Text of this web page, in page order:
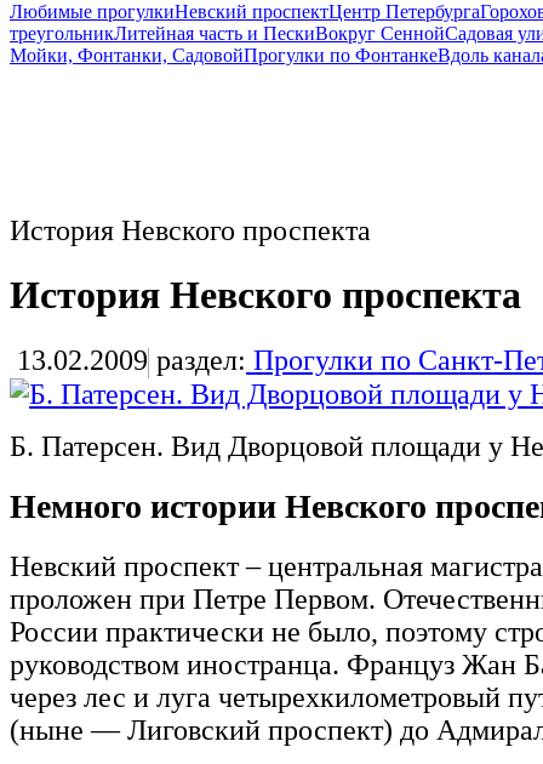
Любимые прогулкиНевский проспектЦентр Петербурга
треугольникЛитейная часть и ПескиВокруг СеннойСадовая
Мойки, Фонтанки, СадовойПрогулки по ФонтанкеВдоль
История Невского проспекта
История Невского проспекта
13.02.2009 раздел: Прогулки по Санкт-
Б. Патерсен. Вид Дворцовой площади у
Немного истории Невского
Невский проспект – центральная
проложен при Петре Первом.
России практически не было, поэтому
руководством иностранца. Француз Жан
через лес и луга четырехкилометровый
(ныне — Лиговский проспект) до